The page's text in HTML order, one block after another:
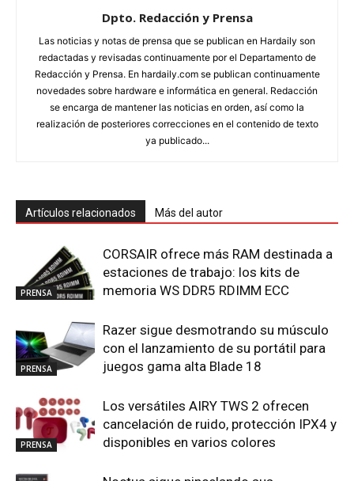
Dpto. Redacción y Prensa
Las noticias y notas de prensa que se publican en Hardaily son
redactadas y revisadas continuamente por el Departamento de
Redacción y Prensa. En hardaily.com se publican continuamente
novedades sobre hardware e informática en general. Redacción
se encarga de mantener las noticias en orden, así como la
realización de posteriores correcciones en el contenido de texto
ya publicado...
Artículos relacionados Más del autor
PRENSA
CORSAIR ofrece más RAM destinada a
estaciones de trabajo: los kits de
memoria WS DDR5 RDIMM ECC
PRENSA
Razer sigue desmotrando su músculo
con el lanzamiento de su portátil para
juegos gama alta Blade 18
PRENSA
Los versátiles AIRY TWS 2 ofrecen
cancelación de ruido, protección IPX4 y
disponibles en varios colores